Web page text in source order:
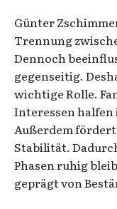
Günter
Trennung
Dennoch
gegenseitig.
wichtige Rolle.
Interessen halfen
Außerdem
Stabilität.
Phasen ruhig
geprägt von